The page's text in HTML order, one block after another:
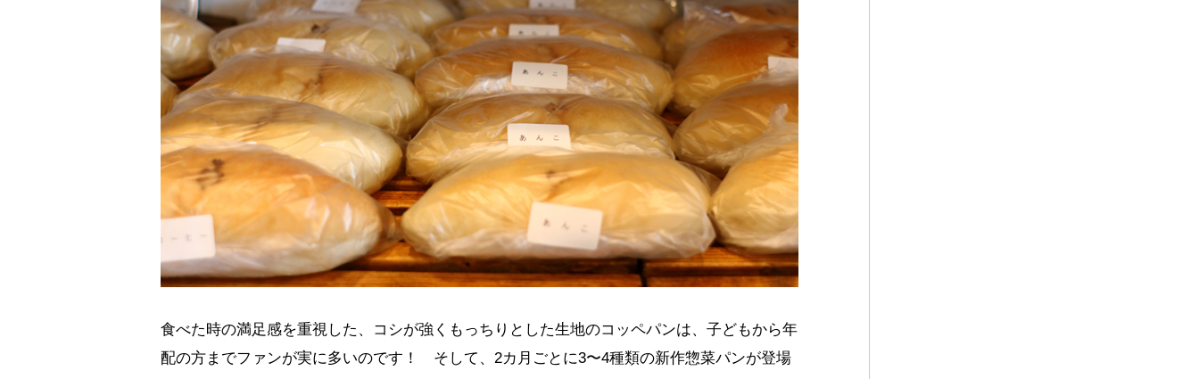
食べた時の満足感を重視した、コシが強くもっちりとした生地のコッペパンは、子どもから年
配の方までファンが実に多いのです！ そして、2カ月ごとに3〜4種類の新作惣菜パンが登場